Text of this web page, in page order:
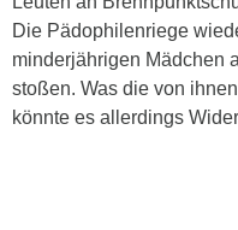
Die Pädophilenriege
minderjährigen Mädchen
stoßen. Was die von
könnte es allerdings